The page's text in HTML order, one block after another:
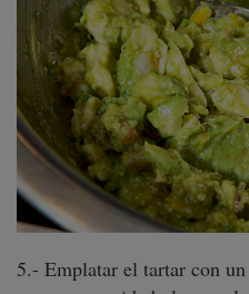
5.- Emplatar el tartar con un